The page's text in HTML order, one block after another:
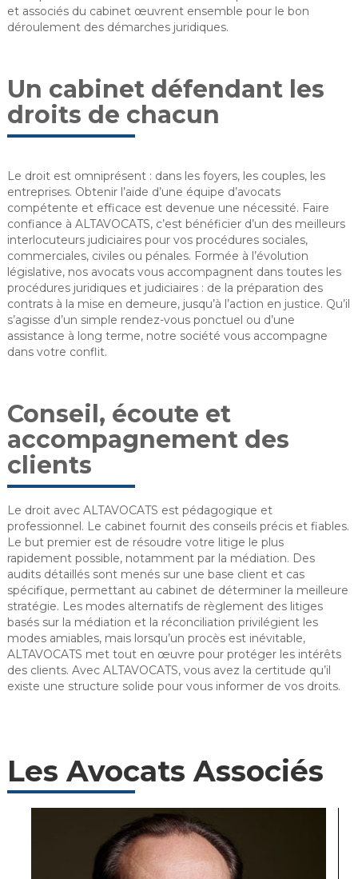
et associés du cabinet œuvrent ensemble pour le bon
déroulement des démarches juridiques.
Un cabinet défendant les
droits de chacun
Le droit est omniprésent : dans les foyers, les couples, les
entreprises. Obtenir l’aide d’une équipe d’avocats
compétente et efficace est devenue une nécessité. Faire
confiance à ALTAVOCATS, c’est bénéficier d’un des meilleurs
interlocuteurs judiciaires pour vos procédures sociales,
commerciales, civiles ou pénales. Formée à l’évolution
législative, nos avocats vous accompagnent dans toutes les
procédures juridiques et judiciaires : de la préparation des
contrats à la mise en demeure, jusqu’à l’action en justice. Qu’il
s’agisse d’un simple rendez-vous ponctuel ou d’une
assistance à long terme, notre société vous accompagne
dans votre conflit.
Conseil, écoute et
accompagnement des
clients
Le droit avec ALTAVOCATS est pédagogique et
professionnel. Le cabinet fournit des conseils précis et fiables.
Le but premier est de résoudre votre litige le plus
rapidement possible, notamment par la médiation. Des
audits détaillés sont menés sur une base client et cas
spécifique, permettant au cabinet de déterminer la meilleure
stratégie. Les modes alternatifs de règlement des litiges
basés sur la médiation et la réconciliation privilégient les
modes amiables, mais lorsqu’un procès est inévitable,
ALTAVOCATS met tout en œuvre pour protéger les intérêts
des clients. Avec ALTAVOCATS, vous avez la certitude qu’il
existe une structure solide pour vous informer de vos droits.
Les Avocats Associés